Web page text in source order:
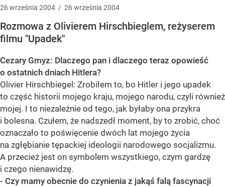
26września 2004 / 26września 2004
Rozmowa z Olivierem Hirschbieglem, reżyserem
filmu "Upadek"
Cezary Gmyz: Dlaczego pan i dlaczego teraz opowieść
o ostatnich dniach Hitlera?
Olivier Hirschbiegel: Zrobiłem to, bo Hitler i jego upadek
to część historii mojego kraju, mojego narodu, czyli również
mojej. I to niezależnie od tego, jak byłaby ona przykra
i bolesna. Czułem, że nadszedł moment, by to zrobić, choć
oznaczało to poświęcenie dwóch lat mojego życia
na zgłębianie tępackiej ideologii narodowego socjalizmu.
A przecież jest on symbolem wszystkiego, czym gardzę
i czego nienawidzę.
- Czy mamy obecnie do czynienia z jakąś falą fascynacji